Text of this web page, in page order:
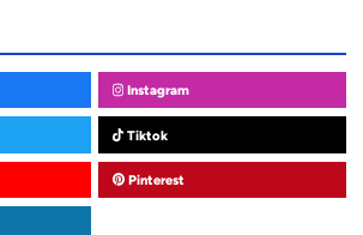
Instagram
Tiktok
Pinterest